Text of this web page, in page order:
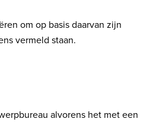
om op basis daarvan zijn
vermeld staan.
alvorens het met een